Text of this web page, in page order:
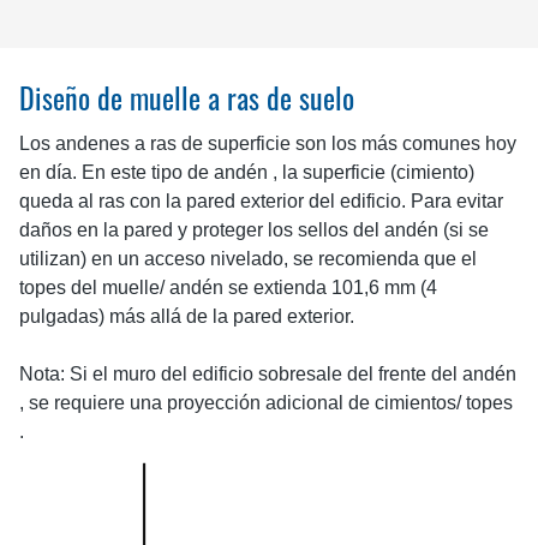
Diseño de muelle a ras de suelo
Los andenes a ras de superficie son los más comunes hoy
en día. En este tipo de andén , la superficie (cimiento)
queda al ras con la pared exterior del edificio. Para evitar
daños en la pared y proteger los sellos del andén (si se
utilizan) en un acceso nivelado, se recomienda que el
topes del muelle/ andén se extienda 101,6 mm (4
pulgadas) más allá de la pared exterior.
Nota: Si el muro del edificio sobresale del frente del andén
, se requiere una proyección adicional de cimientos/ topes
.